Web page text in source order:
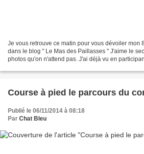
Je vous retrouve ce matin pour vous dévoiler mon
dans le blog " Le Mas des Paillasses " J'aime le
photos qu'on n'attend pas. J'ai déjà vu en
Course à pied le parcours du
Publié le 06/11/2014 à 08:18
Par Chat Bleu